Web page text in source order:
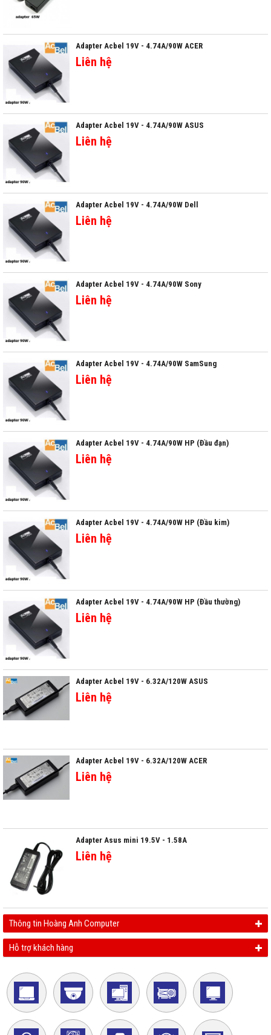
Adapter Acbel 19V - 4.74A/90W ACER
Liên hệ
Adapter Acbel 19V - 4.74A/90W ASUS
Liên hệ
Adapter Acbel 19V - 4.74A/90W Dell
Liên hệ
Adapter Acbel 19V - 4.74A/90W Sony
Liên hệ
Adapter Acbel 19V - 4.74A/90W SamSung
Liên hệ
Adapter Acbel 19V - 4.74A/90W HP (Đầu đạn)
Liên hệ
Adapter Acbel 19V - 4.74A/90W HP (Đầu kim)
Liên hệ
Adapter Acbel 19V - 4.74A/90W HP (Đầu thường)
Liên hệ
Adapter Acbel 19V - 6.32A/120W ASUS
Liên hệ
Adapter Acbel 19V - 6.32A/120W ACER
Liên hệ
Adapter Asus mini 19.5V - 1.58A
Liên hệ
Thông tin Hoàng Anh Computer
Hỗ trợ khách hàng